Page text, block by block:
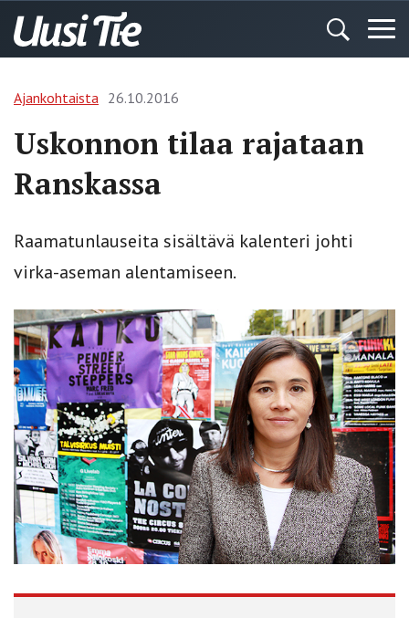
Ajankohtaista 26.10.2016
Uskonnon tilaa rajataan
Ranskassa
Raamatunlauseita sisältävä kalenteri johti
virka-aseman alentamiseen.